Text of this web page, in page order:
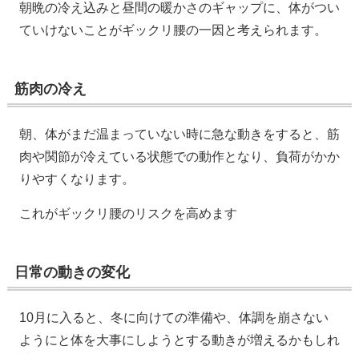
朝晩の冷え込みと昼間の暖かさのギャップに、体がつい
ていけないことがギックリ腰の一因と考えられます。
筋肉の冷え
朝、体がまだ温まっていない時に急な動きをすると、筋
肉や関節が冷えている状態での動作となり、負荷がかか
りやすくなります。
これがギックリ腰のリスクを高めます
日常の動きの変化
10月に入ると、冬に向けての準備や、体調を崩さない
ようにと体を大事にしようとする動きが増えるかもしれ